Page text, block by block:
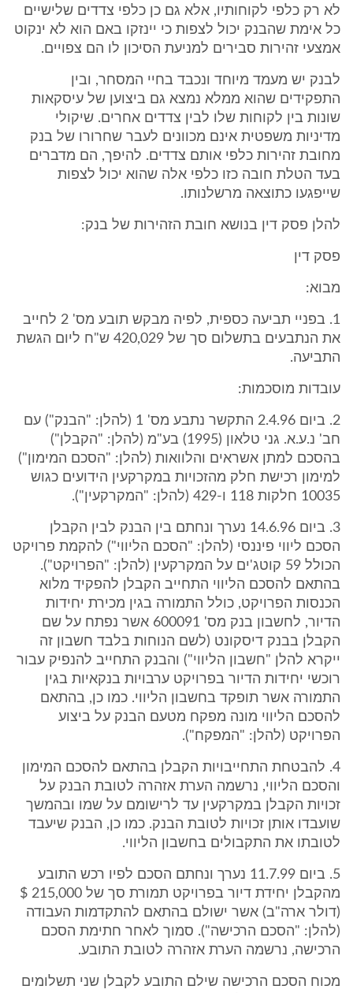
לא רק כלפי לקוחותיו, אלא גם כן כלפי צדדים שלישיים
כל אימת שהבנק יכול לצפות כי יינזקו באם הוא לא ינקוט
אמצעי זהירות סבירים למניעת הסיכון לו הם צפויים.
לבנק יש מעמד מיוחד ונכבד בחיי המסחר, ובין
התפקידים שהוא ממלא נמצא גם ביצוען של עיסקאות
שונות בין לקוחות שלו לבין צדדים אחרים. שיקולי
מדיניות משפטית אינם מכוונים לעבר שחרורו של בנק
מחובת זהירות כלפי אותם צדדים. להיפך, הם מדברים
בעד הטלת חובה כזו כלפי אלה שהוא יכול לצפות
שייפגעו כתוצאה מרשלנותו.
להלן פסק דין בנושא חובת הזהירות של בנק:
פסק דין
מבוא:
1. בפניי תביעה כספית, לפיה מבקש תובע מס' 2 לחייב
את הנתבעים בתשלום סך של 420,029 ש"ח ליום הגשת
התביעה.
עובדות מוסכמות:
2. ביום 2.4.96 התקשר נתבע מס' 1 (להלן: "הבנק") עם
חב' נ.ע.א. גני טלאון (1995) בע"מ (להלן: "הקבלן")
בהסכם למתן אשראים והלוואות (להלן: "הסכם המימון")
למימון רכישת חלק מהזכויות במקרקעין הידועים כגוש
10035 חלקות 118 ו-429 (להלן: "המקרקעין").
3. ביום 14.6.96 נערך ונחתם בין הבנק לבין הקבלן
הסכם ליווי פיננסי (להלן: "הסכם הליווי") להקמת פרויקט
הכולל 59 קוטג'ים על המקרקעין (להלן: "הפרויקט").
בהתאם להסכם הליווי התחייב הקבלן להפקיד מלוא
הכנסות הפרויקט, כולל התמורה בגין מכירת יחידות
הדיור, לחשבון בנק מס' 600091 אשר נפתח על שם
הקבלן בבנק דיסקונט (לשם הנוחות בלבד חשבון זה
ייקרא להלן "חשבון הליווי") והבנק התחייב להנפיק עבור
רוכשי יחידות הדיור בפרויקט ערבויות בנקאיות בגין
התמורה אשר תופקד בחשבון הליווי. כמו כן, בהתאם
להסכם הליווי מונה מפקח מטעם הבנק על ביצוע
הפרויקט (להלן: "המפקח").
4. להבטחת התחייבויות הקבלן בהתאם להסכם המימון
והסכם הליווי, נרשמה הערת אזהרה לטובת הבנק על
זכויות הקבלן במקרקעין עד לרישומם על שמו ובהמשך
שועבדו אותן זכויות לטובת הבנק. כמו כן, הבנק שיעבד
לטובתו את התקבולים בחשבון הליווי.
5. ביום 11.7.99 נערך ונחתם הסכם לפיו רכש התובע
מהקבלן יחידת דיור בפרויקט תמורת סך של 215,000 $
(דולר ארה"ב) אשר ישולם בהתאם להתקדמות העבודה
(להלן: "הסכם הרכישה"). סמוך לאחר חתימת הסכם
הרכישה, נרשמה הערת אזהרה לטובת התובע.
מכוח הסכם הרכישה שילם התובע לקבלן שני תשלומים